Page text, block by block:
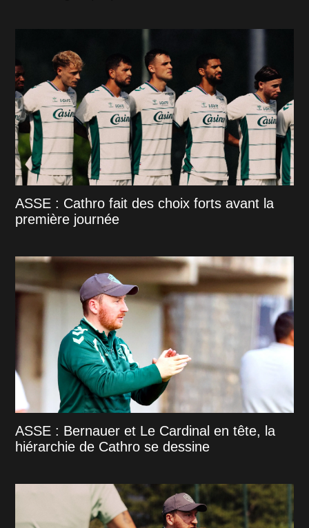
ASSE : Cathro fait des choix forts avant la
première journée
ASSE : Bernauer et Le Cardinal en tête, la
hiérarchie de Cathro se dessine